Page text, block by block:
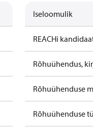
Iseloomulik
REACHi
Rõhuühendus,
Rõhuühenduse
Rõhuühenduse